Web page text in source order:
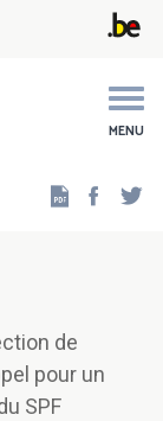
MENU
de
pour un
SPF